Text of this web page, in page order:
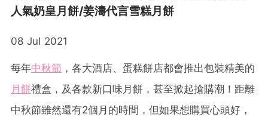
人氣奶皇月餅/姜濤代言雪糕月餅
08 Jul 2021
每年中秋節 ，各大酒店、蛋糕餅店都會推出包裝精美的
月餅禮盒，及各款新口味月餅，甚至掀起搶購潮！距離
中秋節雖然還有2個月的時間，但如果想購買心頭好，